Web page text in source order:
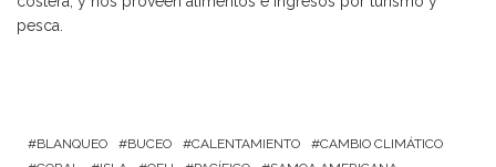
pesca.
BLANQUEO BUCEO CALENTAMIENTO
CAMBIO CLIMÁTICO